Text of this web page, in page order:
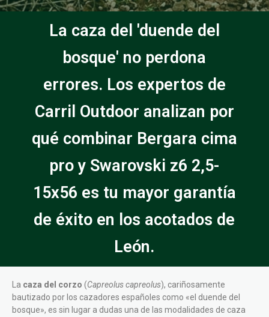
La caza del 'duende del
bosque' no perdona
errores. Los expertos de
Carril Outdoor analizan por
qué combinar Bergara cima
pro y Swarovski z6 2,5-
15x56 es tu mayor garantía
de éxito en los acotados de
León.
La caza del corzo (Capreolus capreolus), cariñosamente
bautizado por los cazadores españoles como «el duende del
bosque», es sin lugar a dudas una de las modalidades de caza